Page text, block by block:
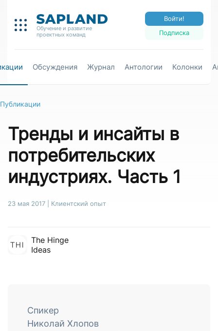
Обучение и развитие
проектных команд
Подписка
Войти!
Обсуждения Журнал Антологии Колонки
Публикации
Тренды и инсайты в
потребительских
индустриях. Часть 1
23 мая 2017 Клиентский опыт
The Hinge
Ideas
Спикер
Николай Хлопов